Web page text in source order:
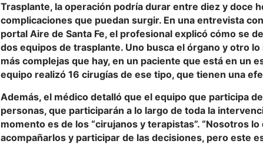
Trasplante, la operación podría durar entre diez y doce
complicaciones que puedan surgir. En una entrevista
portal Aire de Santa Fe, el profesional explicó cómo se
dos equipos de trasplante. Uno busca el órgano y otro
más complejas que hay, en un paciente que está en un
equipo realizó 16 cirugías de ese tipo, que tienen una
Además, el médico detalló que el equipo que participa
personas, que participarán a lo largo de toda la
momento es de los “cirujanos y terapistas”. “Nosotros
acompañarlos y participar de las decisiones, pero este